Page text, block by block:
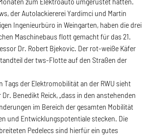
der Autolackiererei Yardimci und Martin
Ingenieurbüro in Weingarten, haben die drei
Maschinebaus flott gemacht für das 21.
Dr. Robert Bjekovic. Der rot-weiße Käfer
der tws-Flotte auf den Straßen der
Tags der Elektromobilität an der RWU sieht
Benedikt Reick, „dass in den anstehenden
im Bereich der gesamten Mobilität
und Entwicklungspotentiale stecken. Die
Pedelecs sind hierfür ein gutes